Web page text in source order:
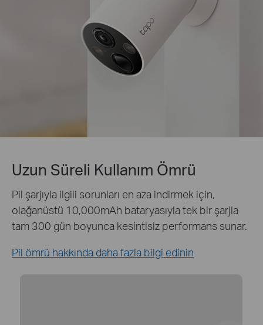
Günün Her Saati Gözetim
Tapo C425'inizi günün her saati çalışır durumda
tutmak için Tapo A200 güneş paneli ile kesintisiz
bir güç kaynağı sağlayın.